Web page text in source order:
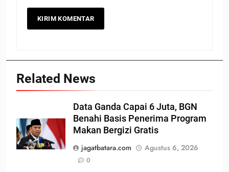
Related News
Data Ganda Capai 6 Juta, BGN
Benahi Basis Penerima Program
Makan Bergizi Gratis
jagatbatara.com
Agustus 6, 2026
0